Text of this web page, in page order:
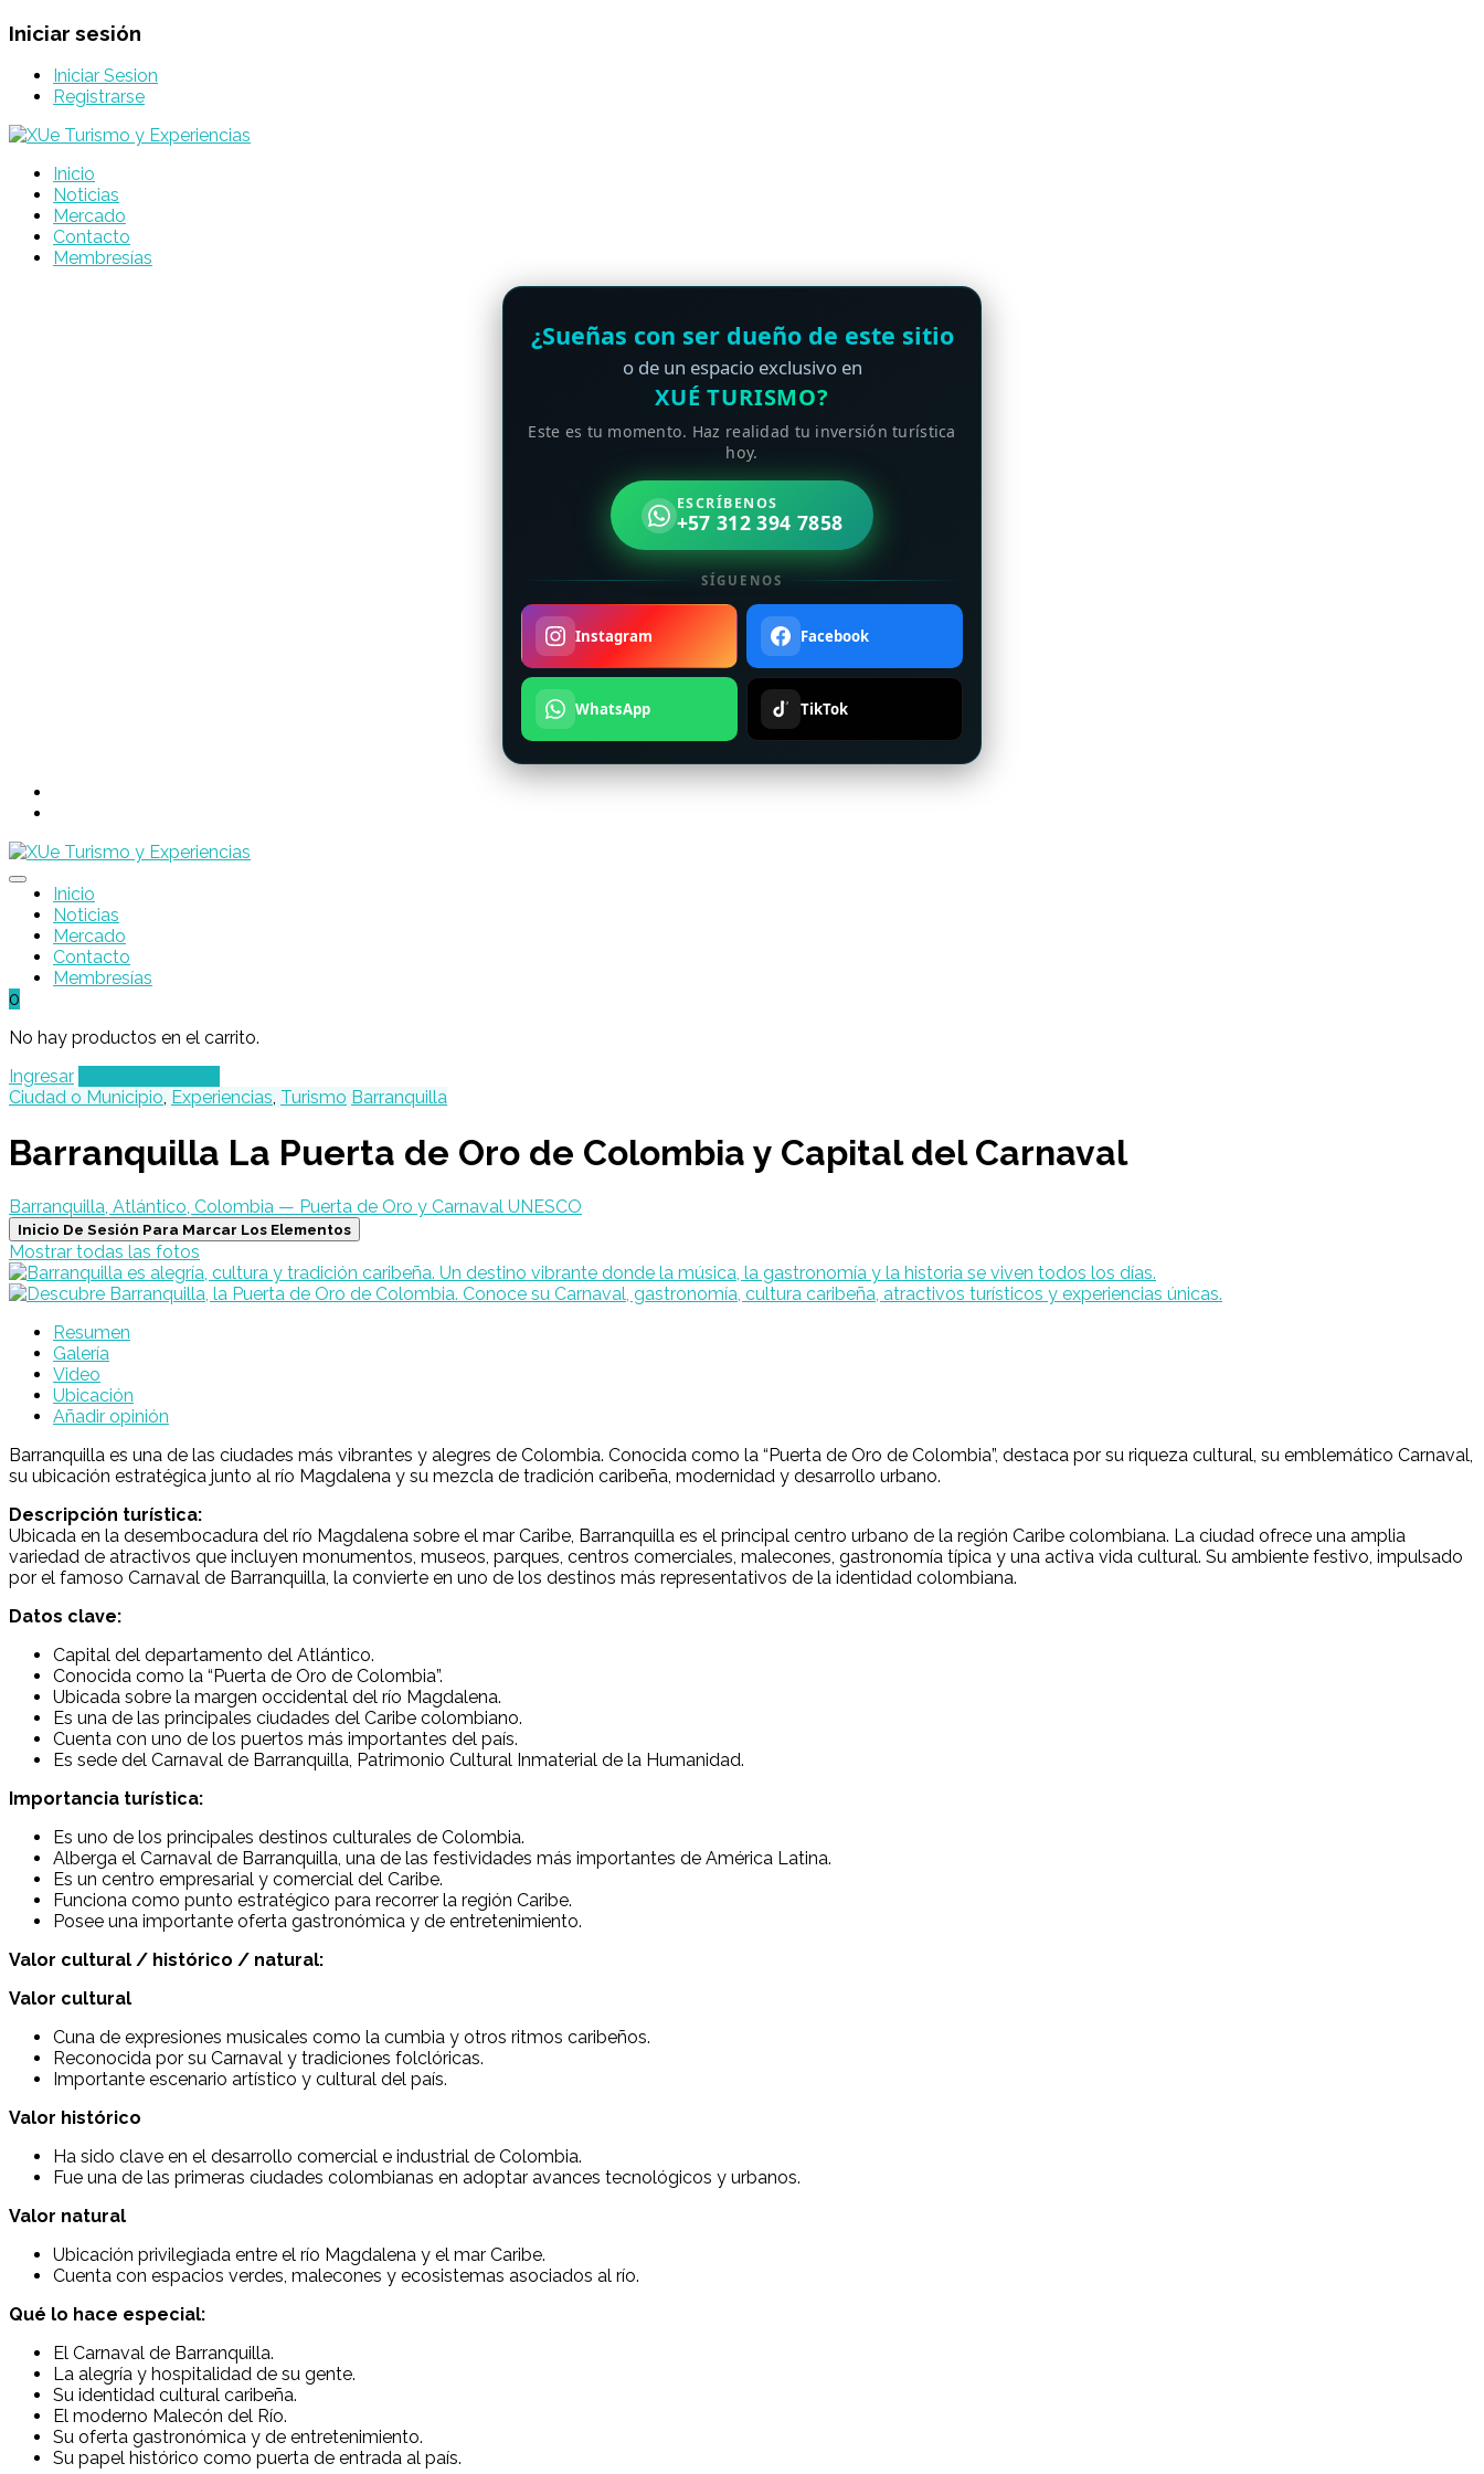
Iniciar sesión
Iniciar Sesion
Registrarse
Inicio
Noticias
Mercado
Contacto
Membresías
¿Sueñas con ser dueño de este sitio
o de un espacio exclusivo en
XUÉ TURISMO?
Este es tu momento. Haz realidad tu inversión turística
hoy.
ESCRÍBENOS
+57 312 394 7858
SÍGUENOS
Instagram Facebook
WhatsApp TikTok
Inicio
Noticias
Mercado
Contacto
Membresías
0
No hay productos en el carrito.
Ingresar
Ciudad o Municipio, Experiencias, Turismo Barranquilla
Barranquilla La Puerta de Oro de Colombia y Capital del Carnaval
Barranquilla, Atlántico, Colombia — Puerta de Oro y Carnaval UNESCO
Inicio De Sesión Para Marcar Los Elementos
Mostrar todas las fotos
Resumen
Galería
Video
Ubicación
Añadir opinión
Barranquilla es una de las ciudades más vibrantes y alegres de Colombia. Conocida como la “Puerta de Oro de Colombia”, destaca por su riqueza cultural, su emblemático Carnaval,
su ubicación estratégica junto al río Magdalena y su mezcla de tradición caribeña, modernidad y desarrollo urbano.
Descripción turística:
Ubicada en la desembocadura del río Magdalena sobre el mar Caribe, Barranquilla es el principal centro urbano de la región Caribe colombiana. La ciudad ofrece una amplia
variedad de atractivos que incluyen monumentos, museos, parques, centros comerciales, malecones, gastronomía típica y una activa vida cultural. Su ambiente festivo, impulsado
por el famoso Carnaval de Barranquilla, la convierte en uno de los destinos más representativos de la identidad colombiana.
Datos clave:
Capital del departamento del Atlántico.
Conocida como la “Puerta de Oro de Colombia”.
Ubicada sobre la margen occidental del río Magdalena.
Es una de las principales ciudades del Caribe colombiano.
Cuenta con uno de los puertos más importantes del país.
Es sede del Carnaval de Barranquilla, Patrimonio Cultural Inmaterial de la Humanidad.
Importancia turística:
Es uno de los principales destinos culturales de Colombia.
Alberga el Carnaval de Barranquilla, una de las festividades más importantes de América Latina.
Es un centro empresarial y comercial del Caribe.
Funciona como punto estratégico para recorrer la región Caribe.
Posee una importante oferta gastronómica y de entretenimiento.
Valor cultural / histórico / natural:
Valor cultural
Cuna de expresiones musicales como la cumbia y otros ritmos caribeños.
Reconocida por su Carnaval y tradiciones folclóricas.
Importante escenario artístico y cultural del país.
Valor histórico
Ha sido clave en el desarrollo comercial e industrial de Colombia.
Fue una de las primeras ciudades colombianas en adoptar avances tecnológicos y urbanos.
Valor natural
Ubicación privilegiada entre el río Magdalena y el mar Caribe.
Cuenta con espacios verdes, malecones y ecosistemas asociados al río.
Qué lo hace especial:
El Carnaval de Barranquilla.
La alegría y hospitalidad de su gente.
Su identidad cultural caribeña.
El moderno Malecón del Río.
Su oferta gastronómica y de entretenimiento.
Su papel histórico como puerta de entrada al país.